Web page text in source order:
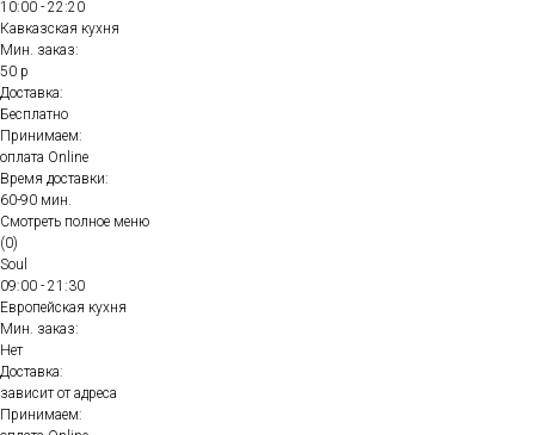
10:00 - 22:20
Кавказская кухня
Мин. заказ:
50 р
Доставка:
Бесплатно
Принимаем:
оплата Online
Время доставки:
60-90 мин.
Смотреть полное меню
(0)
Soul
09:00 - 21:30
Европейская кухня
Мин. заказ:
Нет
Доставка:
зависит от адреса
Принимаем: